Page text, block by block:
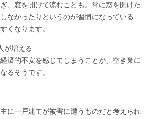
、窓を開けて涼むことも。常に窓を開けた
なかったりというのが習慣になっている
くなります。
が増える
済的不安を感じてしまうことが、空き巣に
るそうです。
に一戸建てが被害に遭うものだと考えられ